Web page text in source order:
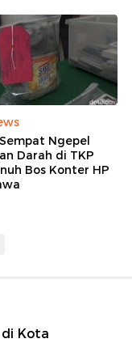
Ngepel
Darah di TKP
Bos Konter HP
Kota